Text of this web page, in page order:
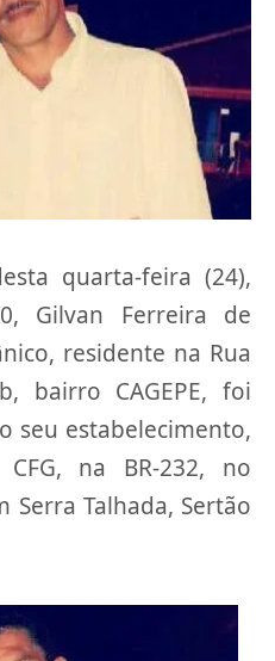
quarta-feira (24),
Gilvan Ferreira de
residente na Rua
bairro CAGEPE, foi
seu estabelecimento,
na BR-232, no
Talhada, Sertão